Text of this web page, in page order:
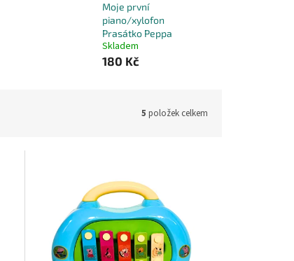
Moje první
piano/xylofon
Prasátko Peppa
Skladem
180 Kč
5 položek celkem